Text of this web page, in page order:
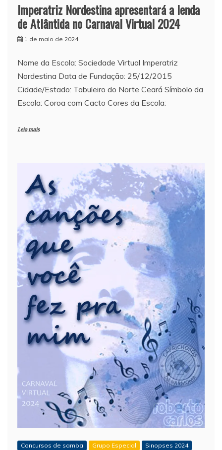
Imperatriz Nordestina apresentará a lenda
de Atlântida no Carnaval Virtual 2024
1 de maio de 2024
Nome da Escola: Sociedade Virtual Imperatriz
Nordestina Data de Fundação: 25/12/2015
Cidade/Estado: Tabuleiro do Norte Ceará Símbolo da
Escola: Coroa com Cacto Cores da Escola:
Leia mais
Concursos de samba Grupo Especial Sinopses 2024